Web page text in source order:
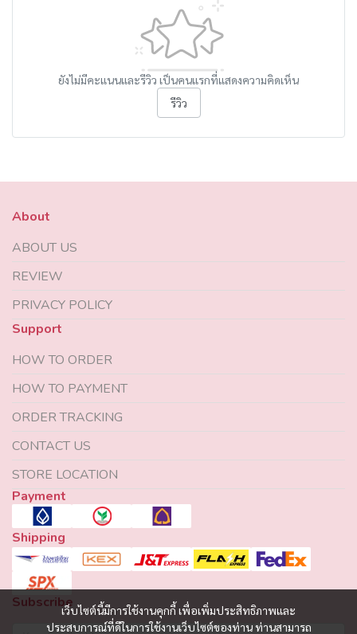
ยังไม่มีคะแนนและรีวิว เป็นคนแรกที่แสดงความคิดเห็น
รีวิว
เว็บไซต์นี้มีการใช้งานคุกกี้ เพื่อเพิ่มประสิทธิภาพและ
ประสบการณ์ที่ดีในการใช้งานเว็บไซต์ของท่าน ท่านสามารถ
About
ABOUT US
REVIEW
PRIVACY POLICY
Support
HOW TO ORDER
HOW TO PAYMENT
ORDER TRACKING
CONTACT US
STORE LOCATION
Payment
Shipping
Subscribe